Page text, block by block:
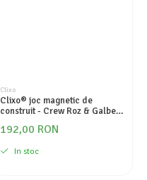
Clixo
Clixo® joc magnetic de
construit - Crew Roz & Galben
192,00 RON
In stoc